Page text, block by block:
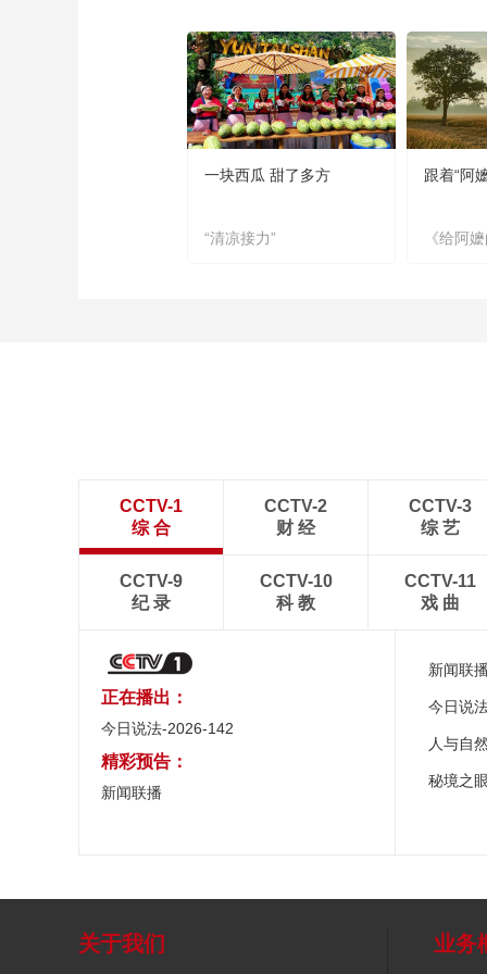
一块西瓜 甜了多方
“清凉接力”
跟着“阿
《给阿
CCTV-1
综 合
CCTV-2
财 经
CCTV-3
综 艺
CCTV-9
纪 录
CCTV-10
科 教
CCTV-11
戏 曲
正在播出：
今日说法-2026-142
精彩预告：
新闻联播
新闻联
今日说
人与自
秘境之
关于我们 业务